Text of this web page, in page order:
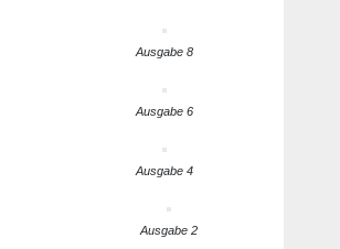
Ausgabe 8
Ausgabe 6
Ausgabe 4
Ausgabe 2